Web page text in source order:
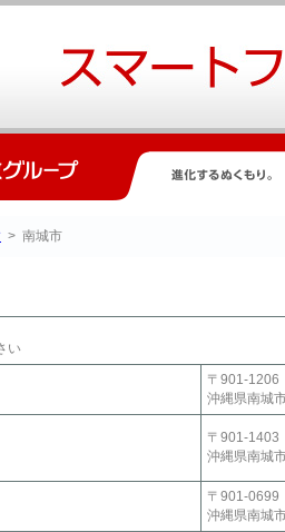
> 南城市
い
〒901-1206
沖縄県南城
〒901-1403
沖縄県南城
〒901-0699
沖縄県南城